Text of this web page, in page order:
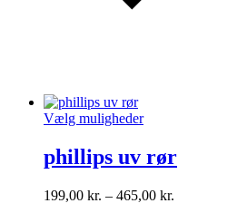
Vælg muligheder
phillips uv rør
199,00 kr. – 465,00 kr.